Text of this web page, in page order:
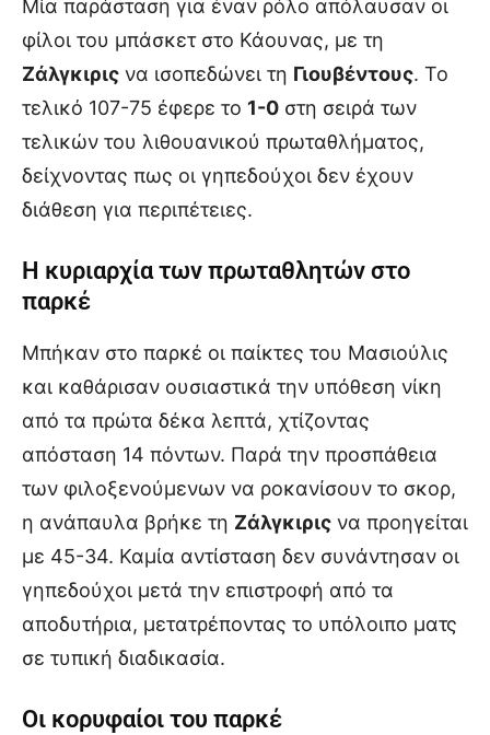
Μία παράσταση για έναν ρόλο απόλαυσαν οι
φίλοι του μπάσκετ στο Κάουνας, με τη
Ζάλγκιρις να ισοπεδώνει τη Γιουβέντους. Το
τελικό 107-75 έφερε το 1-0 στη σειρά των
τελικών του λιθουανικού πρωταθλήματος,
δείχνοντας πως οι γηπεδούχοι δεν έχουν
διάθεση για περιπέτειες.
Η κυριαρχία των πρωταθλητών στο
παρκέ
Μπήκαν στο παρκέ οι παίκτες του Μασιούλις
και καθάρισαν ουσιαστικά την υπόθεση νίκη
από τα πρώτα δέκα λεπτά, χτίζοντας
απόσταση 14 πόντων. Παρά την προσπάθεια
των φιλοξενούμενων να ροκανίσουν το σκορ,
η ανάπαυλα βρήκε τη Ζάλγκιρις να προηγείται
με 45-34. Καμία αντίσταση δεν συνάντησαν οι
γηπεδούχοι μετά την επιστροφή από τα
αποδυτήρια, μετατρέποντας το υπόλοιπο ματς
σε τυπική διαδικασία.
Οι κορυφαίοι του παρκέ